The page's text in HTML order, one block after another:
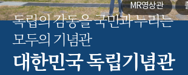
MR영상관
독립의 감동을 국민과 누리는
모두의 기념관
대한민국 독립기념관